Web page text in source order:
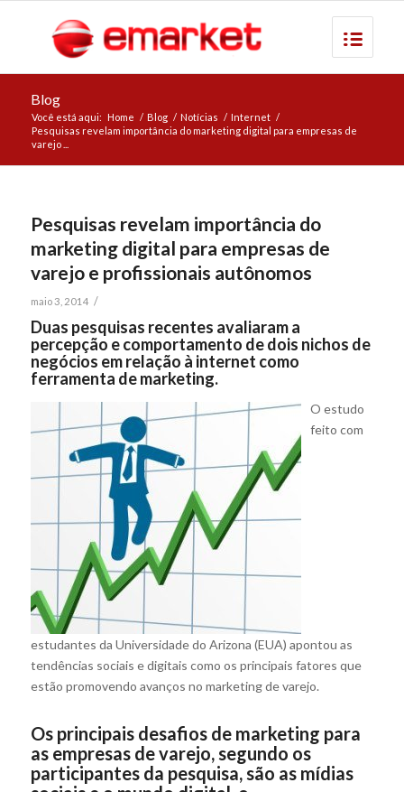
Blog
Você está aqui: Home / Blog / Notícias / Internet /
Pesquisas revelam importância do marketing digital para empresas de
varejo ...
Pesquisas revelam importância do
marketing digital para empresas de
varejo e profissionais autônomos
maio 3, 2014 /
Duas pesquisas recentes avaliaram a
percepção e comportamento de dois nichos de
negócios em relação à internet como
ferramenta de marketing.
O estudo
feito com
estudantes da Universidade do Arizona (EUA) apontou as
tendências sociais e digitais como os principais fatores que
estão promovendo avanços no marketing de varejo.
Os principais desafios de marketing para
as empresas de varejo, segundo os
participantes da pesquisa, são as mídias